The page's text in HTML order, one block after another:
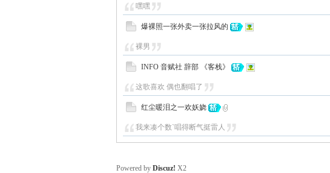
嘿嘿
爆裸照一张外卖一张拉风的
裸男
INFO 音赋社 辞部 《客栈》
这歌喜欢 偶也翻唱了
红尘暖泪之一欢妖娆
我来凑个数`唱得断气挺雷人
Powered by Discuz! X2